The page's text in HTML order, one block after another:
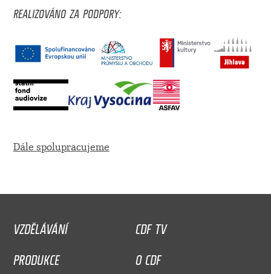
REALIZOVÁNO ZA PODPORY:
Dále spolupracujeme
VZDĚLÁVÁNÍ
CDF TV
PRODUKCE
O CDF